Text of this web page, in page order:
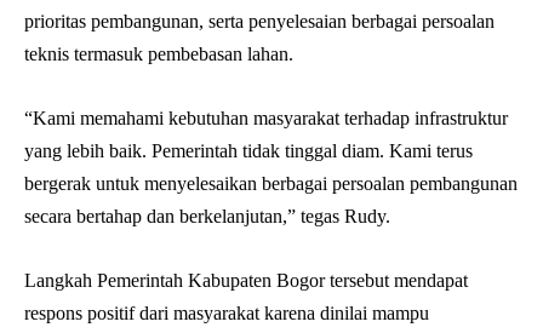
prioritas pembangunan, serta penyelesaian berbagai persoalan
teknis termasuk pembebasan lahan.
“Kami memahami kebutuhan masyarakat terhadap infrastruktur
yang lebih baik. Pemerintah tidak tinggal diam. Kami terus
bergerak untuk menyelesaikan berbagai persoalan pembangunan
secara bertahap dan berkelanjutan,” tegas Rudy.
Langkah Pemerintah Kabupaten Bogor tersebut mendapat
respons positif dari masyarakat karena dinilai mampu